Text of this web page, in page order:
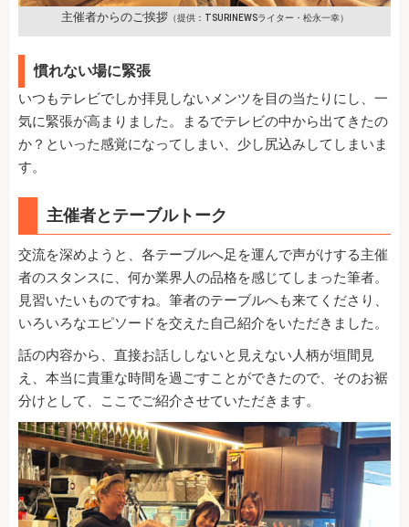
主催者からのご挨拶（提供：TSURINEWSライター・松永一幸）
慣れない場に緊張
いつもテレビでしか拝見しないメンツを目の当たりにし、一
気に緊張が高まりました。まるでテレビの中から出てきたの
か？といった感覚になってしまい、少し尻込みしてしまいま
す。
主催者とテーブルトーク
交流を深めようと、各テーブルへ足を運んで声がけする主催
者のスタンスに、何か業界人の品格を感じてしまった筆者。
見習いたいものですね。筆者のテーブルへも来てくださり、
いろいろなエピソードを交えた自己紹介をいただきました。
話の内容から、直接お話ししないと見えない人柄が垣間見
え、本当に貴重な時間を過ごすことができたので、そのお裾
分けとして、ここでご紹介させていただきます。